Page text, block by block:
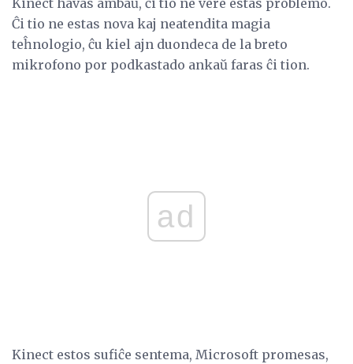
Kinect havas ambaŭ, ĉi tio ne vere estas problemo.
Ĉi tio ne estas nova kaj neatendita magia
teĥnologio, ĉu kiel ajn duondeca de la breto
mikrofono por podkastado ankaŭ faras ĉi tion.
ad
Kinect estos sufiĉe sentema, Microsoft promesas,